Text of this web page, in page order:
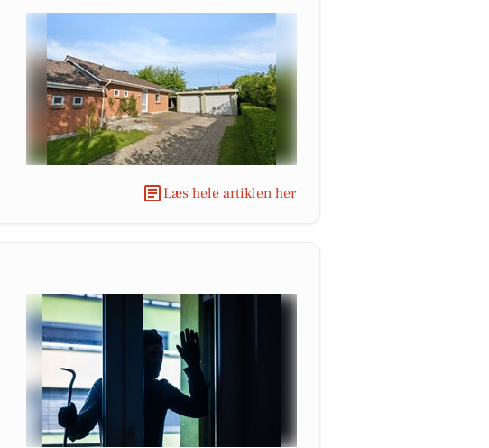
Læs hele artiklen her